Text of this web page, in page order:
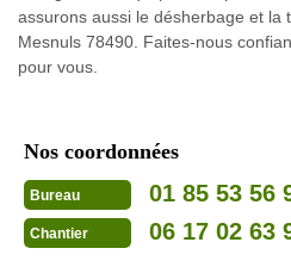
assurons aussi le désherbage et la
Mesnuls 78490. Faites-nous
pour vous.
Nos coordonnées
Bureau 01 85 53 56
Chantier 06 17 02 63